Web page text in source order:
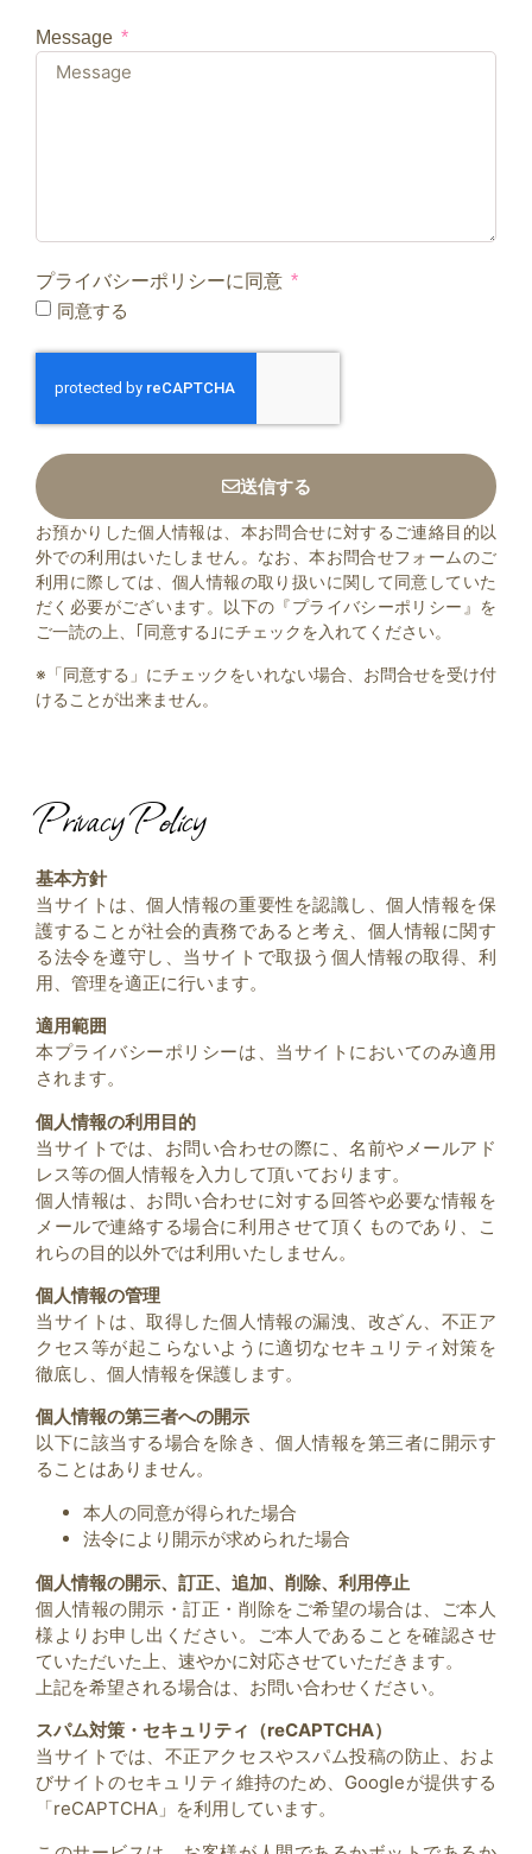
Message
プライバシーポリシーに同意
同意する
送信する
お預かりした個人情報は、本お問合せに対するご連絡目的以
外での利用はいたしません。なお、本お問合せフォームのご
利用に際しては、個人情報の取り扱いに関して同意していた
だく必要がございます。以下の『プライバシーポリシー』を
ご一読の上、｢同意する｣にチェックを入れてください。
※「同意する」にチェックをいれない場合、お問合せを受け付
けることが出来ません。
Privacy Policy
基本方針
当サイトは、個人情報の重要性を認識し、個人情報を保
護することが社会的責務であると考え、個人情報に関す
る法令を遵守し、当サイトで取扱う個人情報の取得、利
用、管理を適正に行います。
適用範囲
本プライバシーポリシーは、当サイトにおいてのみ適用
されます。
個人情報の利用目的
当サイトでは、お問い合わせの際に、名前やメールアド
レス等の個人情報を入力して頂いております。
個人情報は、お問い合わせに対する回答や必要な情報を
メールで連絡する場合に利用させて頂くものであり、こ
れらの目的以外では利用いたしません。
個人情報の管理
当サイトは、取得した個人情報の漏洩、改ざん、不正ア
クセス等が起こらないように適切なセキュリティ対策を
徹底し、個人情報を保護します。
個人情報の第三者への開示
以下に該当する場合を除き、個人情報を第三者に開示す
ることはありません。
本人の同意が得られた場合
法令により開示が求められた場合
個人情報の開示、訂正、追加、削除、利用停止
個人情報の開示・訂正・削除をご希望の場合は、ご本人
様よりお申し出ください。ご本人であることを確認させ
ていただいた上、速やかに対応させていただきます。
上記を希望される場合は、お問い合わせください。
スパム対策・セキュリティ（reCAPTCHA）
当サイトでは、不正アクセスやスパム投稿の防止、およ
びサイトのセキュリティ維持のため、Googleが提供する
「reCAPTCHA」を利用しています。